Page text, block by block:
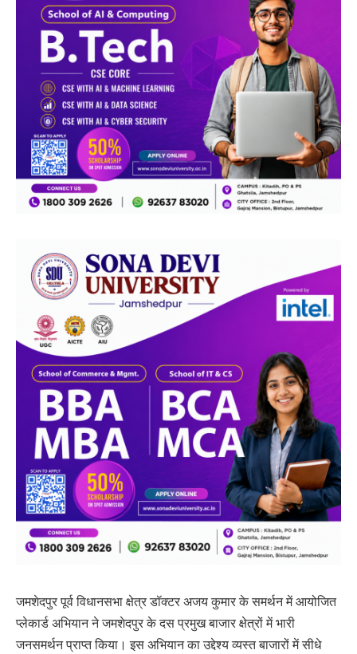
जमशेदपुर पूर्व विधानसभा क्षेत्र डॉक्टर अजय कुमार के समर्थन में आयोजित
प्लेकार्ड अभियान ने जमशेदपुर के दस प्रमुख बाजार क्षेत्रों में भारी
जनसमर्थन प्राप्त किया। इस अभियान का उद्देश्य व्यस्त बाजारों में सीधे